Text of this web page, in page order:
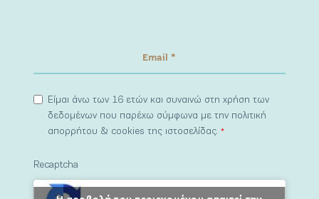
Είμαι άνω των 16 ετών και συναινώ στη χρήση των
δεδομένων που παρέχω σύμφωνα με την πολιτική
απορρήτου & cookies της ιστοσελίδας.*
Recaptcha